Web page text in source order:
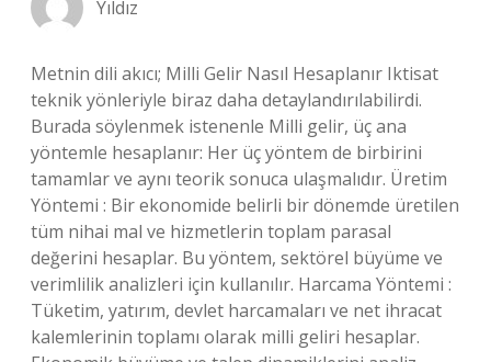
Yıldız
Metnin dili akıcı; Milli Gelir Nasıl Hesaplanır Iktisat
teknik yönleriyle biraz daha detaylandırılabilirdi.
Burada söylenmek istenenle Milli gelir, üç ana
yöntemle hesaplanır: Her üç yöntem de birbirini
tamamlar ve aynı teorik sonuca ulaşmalıdır. Üretim
Yöntemi : Bir ekonomide belirli bir dönemde üretilen
tüm nihai mal ve hizmetlerin toplam parasal
değerini hesaplar. Bu yöntem, sektörel büyüme ve
verimlilik analizleri için kullanılır. Harcama Yöntemi :
Tüketim, yatırım, devlet harcamaları ve net ihracat
kalemlerinin toplamı olarak milli geliri hesaplar.